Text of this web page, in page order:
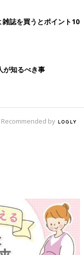
誌を買うとポイント10
が知るべき事
Recommended by
対策、知っておいて！